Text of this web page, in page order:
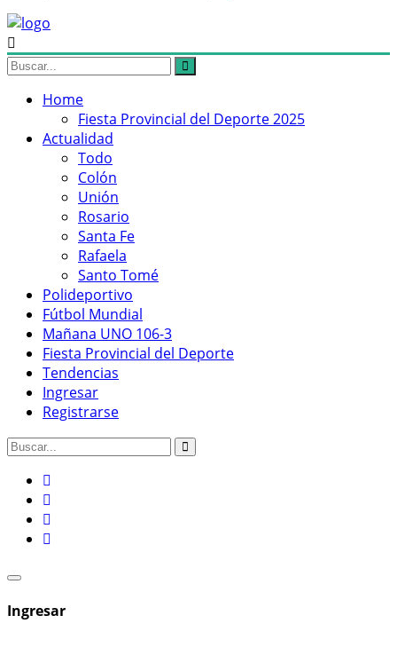
Home
Fiesta Provincial del Deporte 2025
Actualidad
Todo
Colón
Unión
Rosario
Santa Fe
Rafaela
Santo Tomé
Polideportivo
Fútbol Mundial
Mañana UNO 106-3
Fiesta Provincial del Deporte
Tendencias
Ingresar
Registrarse
Ingresar